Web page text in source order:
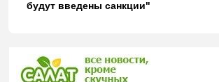
будут введены санкции"